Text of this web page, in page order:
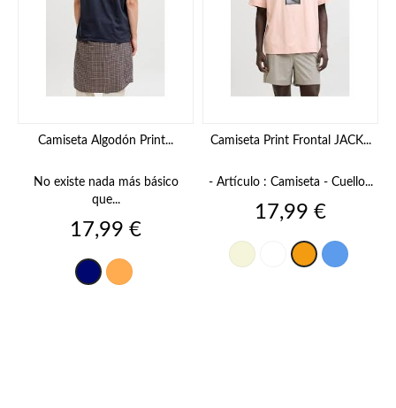
Camiseta Algodón Print...
No existe nada más básico
que...
Precio
17,99 €
azul
marino
CURRY
Camiseta Print Frontal JACK...
- Artículo : Camiseta - Cuello...
Precio
17,99 €
Beige BlancoNaranjaAzul